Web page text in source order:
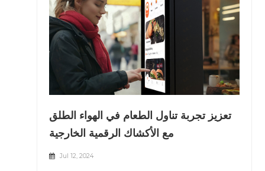
تعزيز تجربة تناول الطعام في الهواء الطلق
مع الأكشاك الرقمية الخارجية
Jul 12, 2024